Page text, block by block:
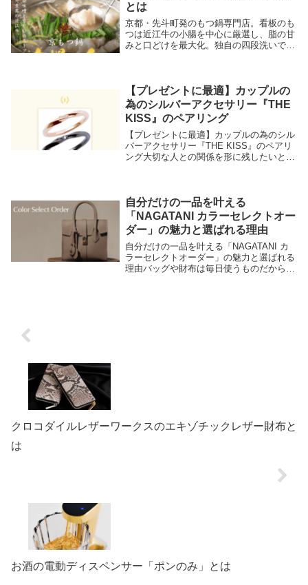
とは
京都・先斗町発のもつ鍋専門店。看板のも
つは近江牛の小腸を中心に厳選し、脂の甘
みと口どけを最大化。独自の四段洗いでく
揃う“完成度...
【プレゼントに最適】カップルの
為のシルバーアクセサリー『THE
KISS』のペアリング
【プレゼントに最適】カップルの為のシル
バーアクセサリー『THE KISS』のペアリ
ング大切な人との関係を形に残したいと考
イテム...
自分だけの一品を叶える
「NAGATANI カラーセレクトオー
ダー」の魅力と選ばれる理由
自分だけの一品を叶える「NAGATANI カ
ラーセレクトオーダー」の魅力と選ばれる
理由バッグや財布は毎日使うものだからこ
クロコダイルレザーワークスのエキゾチックレザー財布と
は
お酒の電動ディスペンサー「ポンのみ」とは